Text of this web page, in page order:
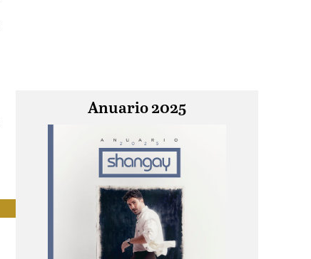
Anuario 2025